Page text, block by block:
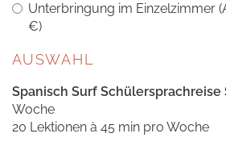
Unterbringung im Einzelzimmer
€)
AUSWAHL
Spanisch Surf Schülersprachreise
Woche
20 Lektionen à 45 min pro Woche